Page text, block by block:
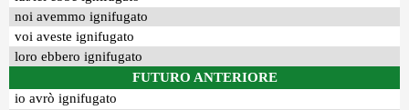
noi avemmo ignifugato
voi aveste ignifugato
loro ebbero ignifugato
FUTURO ANTERIORE
io avrò ignifugato